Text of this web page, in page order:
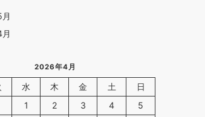
2026年4月
水 木 金 土
日
1
2 3 4
5